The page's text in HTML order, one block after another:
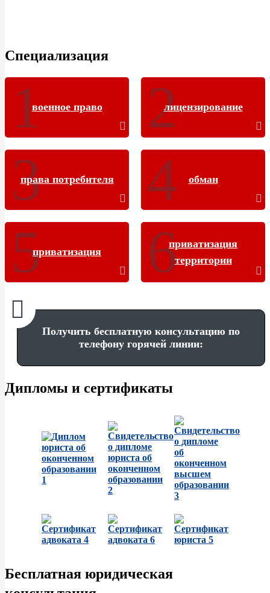
Специализация
военное право лицензирование
права потребителя обман
приватизация
приватизация
территории
Получить бесплатную консультацию по
телефону горячей линии:
Дипломы и сертификаты
Бесплатная юридическая